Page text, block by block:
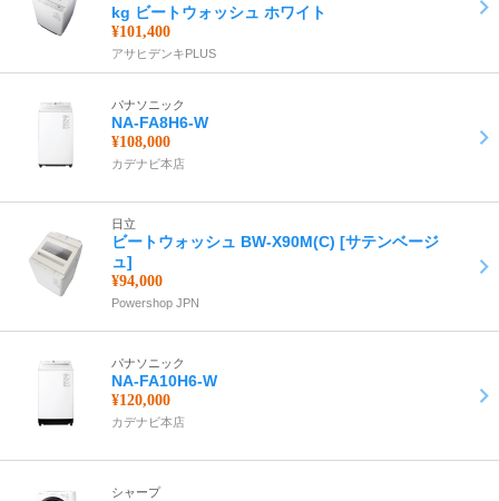
kg ビートウォッシュ ホワイト
¥101,400
アサヒデンキPLUS
パナソニック
NA-FA8H6-W
¥108,000
カデナビ本店
日立
ビートウォッシュ BW-X90M(C) [サテンベージ
ュ]
¥94,000
Powershop JPN
パナソニック
NA-FA10H6-W
¥120,000
カデナビ本店
シャープ